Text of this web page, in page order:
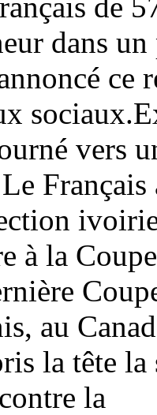
dans
ce
vers
à la
au
la tête
la